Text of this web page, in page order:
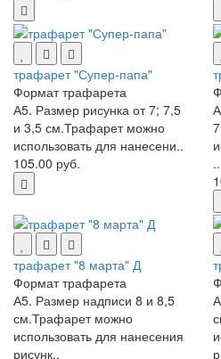
трафарет "Супер-папа"
Формат трафарета
А5. Размер рисунка от 7; 7,5
и 3,5 см.Трафарет можно
использовать для нанесени..
105.00 руб.
..
трафарет "8 марта" Д
Формат трафарета
А5. Размер надписи 8 и 8,5
см.Трафарет можно
использовать для нанесения
рисунк..